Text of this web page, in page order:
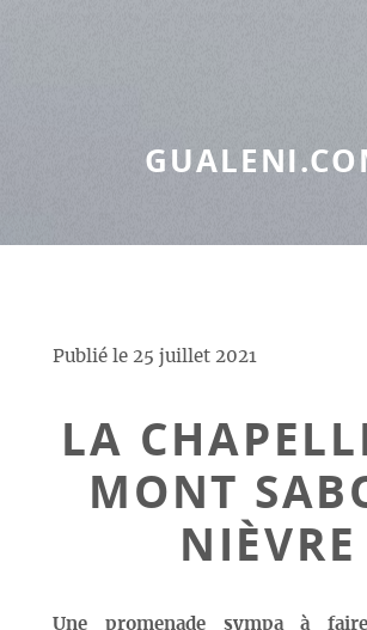
Publié le 25 juillet 2021
LA
MONT
NIÈVRE
Une promenade sympa à